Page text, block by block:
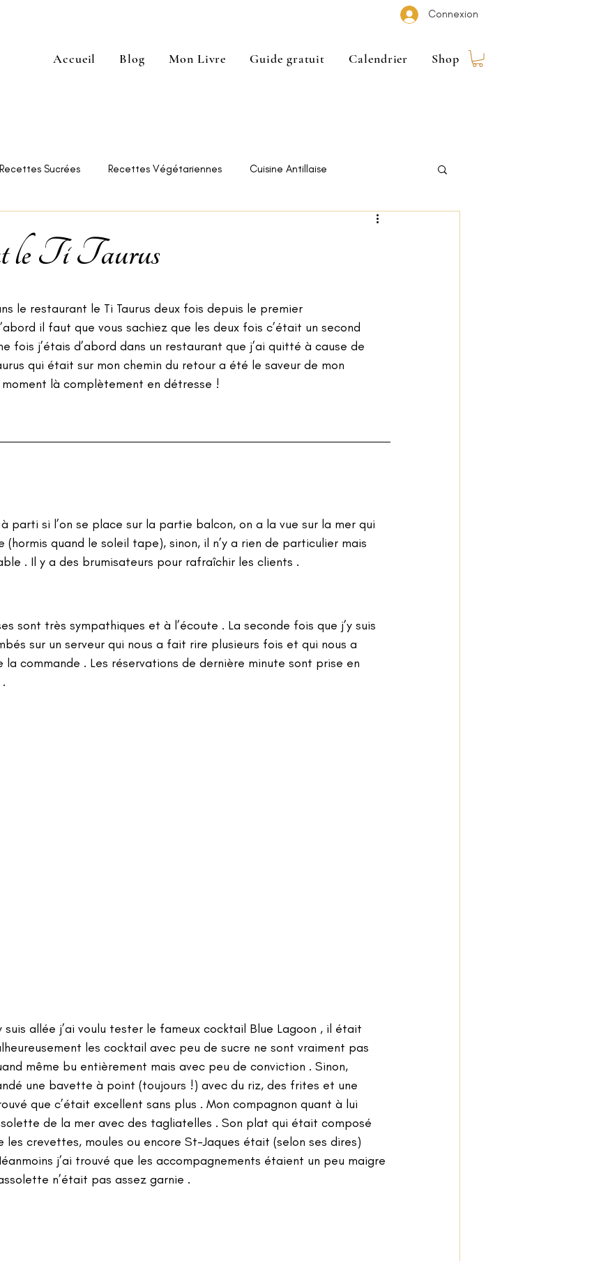
Connexion
Accueil Blog Mon Livre Guide gratuit Calendrier Shop
Recettes Sucrées Recettes Végétariennes Cuisine Antillaise
le Ti Taurus
le restaurant le Ti Taurus deux fois depuis le premier
il faut que vous sachiez que les deux fois c’était un second
fois j’étais d’abord dans un restaurant que j’ai quitté à cause de
qui était sur mon chemin du retour a été le saveur de mon
là complètement en détresse !
parti si l’on se place sur la partie balcon, on a la vue sur la mer qui
quand le soleil tape), sinon, il n’y a rien de particulier mais
. Il y a des brumisateurs pour rafraîchir les clients .
sont très sympathiques et à l’écoute . La seconde fois que j’y suis
sur un serveur qui nous a fait rire plusieurs fois et qui nous a
la commande . Les réservations de dernière minute sont prise en
suis allée j’ai voulu tester le fameux cocktail Blue Lagoon , il était
les cocktail avec peu de sucre ne sont vraiment pas
même bu entièrement mais avec peu de conviction . Sinon,
une bavette à point (toujours !) avec du riz, des frites et une
que c’était excellent sans plus . Mon compagnon quant à lui
de la mer avec des tagliatelles . Son plat qui était composé
crevettes, moules ou encore St-Jaques était (selon ses dires)
j’ai trouvé que les accompagnements étaient un peu maigre
n’était pas assez garnie .